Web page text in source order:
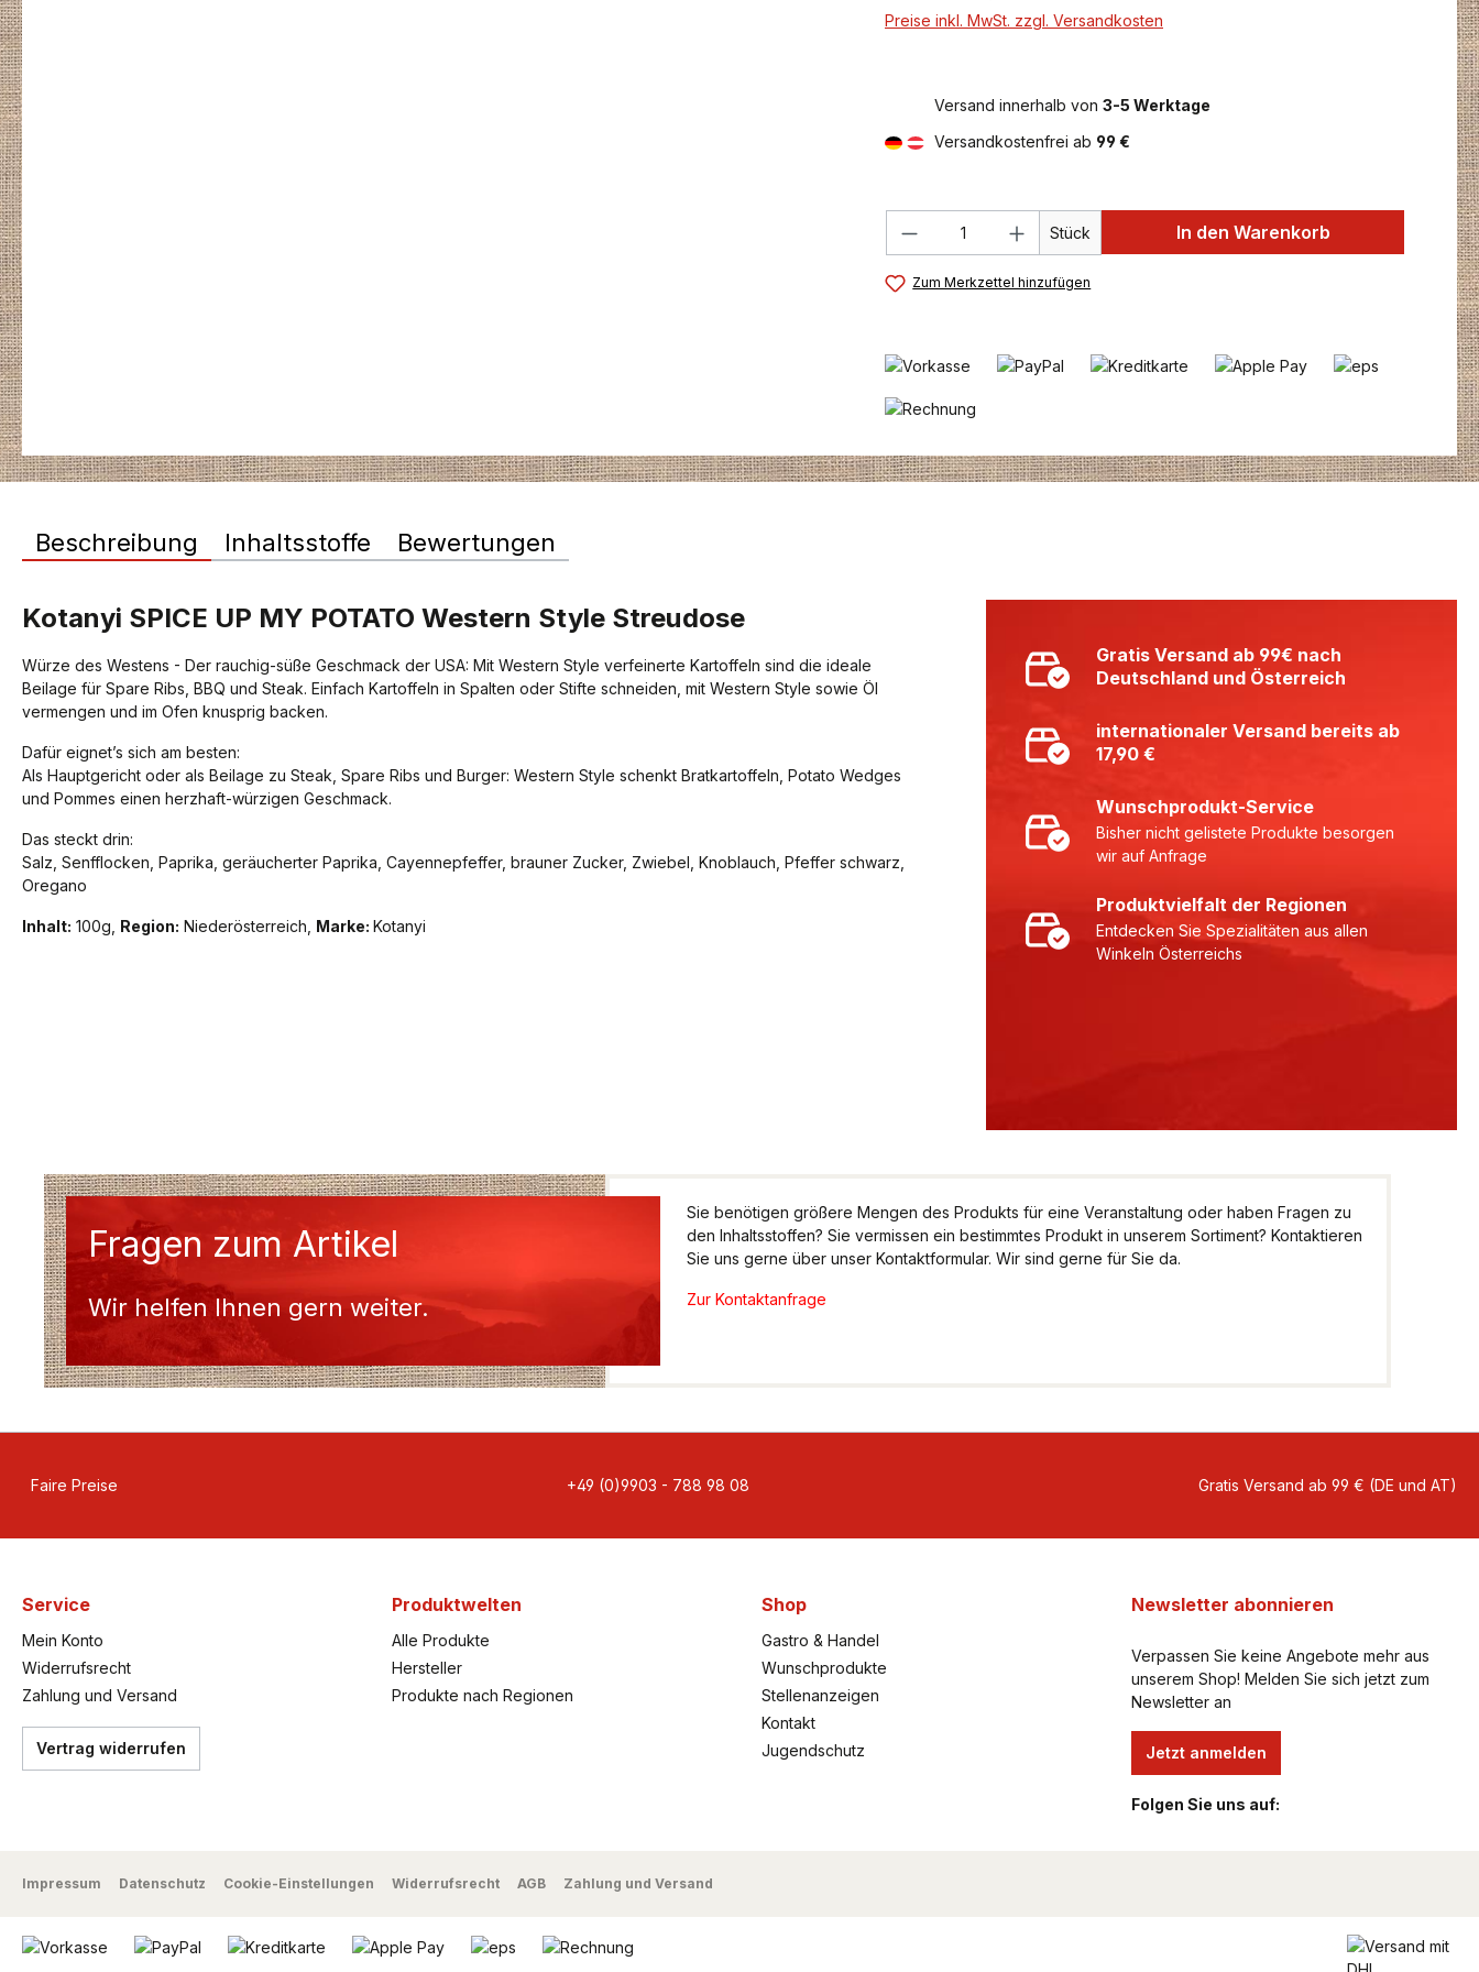
Preise inkl. MwSt. zzgl. Versandkosten
Versand innerhalb von 3-5 Werktage
Versandkostenfrei ab 99 €
Produkt Anzahl: Gib den gewünschten Wert
Stück In den Warenkorb
Zum Merkzettel hinzufügen
Beschreibung Inhaltsstoffe Bewertungen
Kotanyi SPICE UP MY POTATO Western Style Streudose
Würze des Westens - Der rauchig-süße Geschmack der USA: Mit Western Style verfeinerte Kartoffeln sind die ideale
Beilage für Spare Ribs, BBQ und Steak. Einfach Kartoffeln in Spalten oder Stifte schneiden, mit Western Style sowie Öl
vermengen und im Ofen knusprig backen.
Dafür eignet’s sich am besten:
Als Hauptgericht oder als Beilage zu Steak, Spare Ribs und Burger: Western Style schenkt Bratkartoffeln, Potato Wedges
und Pommes einen herzhaft-würzigen Geschmack.
Das steckt drin:
Salz, Senfflocken, Paprika, geräucherter Paprika, Cayennepfeffer, brauner Zucker, Zwiebel, Knoblauch, Pfeffer schwarz,
Oregano
Inhalt: 100g, Region: Niederösterreich, Marke: Kotanyi
Gratis Versand ab 99€ nach
Deutschland und Österreich
internationaler Versand bereits ab
17,90 €
Wunschprodukt-Service
Bisher nicht gelistete Produkte besorgen
wir auf Anfrage
Produktvielfalt der Regionen
Entdecken Sie Spezialitäten aus allen
Winkeln Österreichs
Fragen zum Artikel
Wir helfen Ihnen gern weiter.
Sie benötigen größere Mengen des Produkts für eine Veranstaltung oder haben Fragen zu
den Inhaltsstoffen? Sie vermissen ein bestimmtes Produkt in unserem Sortiment? Kontaktieren
Sie uns gerne über unser Kontaktformular. Wir sind gerne für Sie da.
Zur Kontaktanfrage
Faire Preise +49 (0)9903 - 788 98 08 Gratis Versand ab 99 € (DE und AT)
Service
Mein Konto
Widerrufsrecht
Zahlung und Versand
Vertrag widerrufen
Produktwelten
Alle Produkte
Hersteller
Produkte nach Regionen
Shop
Gastro & Handel
Wunschprodukte
Stellenanzeigen
Kontakt
Jugendschutz
Newsletter abonnieren
Verpassen Sie keine Angebote mehr aus
unserem Shop! Melden Sie sich jetzt zum
Newsletter an
Jetzt anmelden
Folgen Sie uns auf:
Impressum Datenschutz Cookie-Einstellungen Widerrufsrecht AGB Zahlung und Versand